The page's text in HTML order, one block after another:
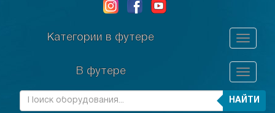
Категории в футере
В футере
НАЙТИ